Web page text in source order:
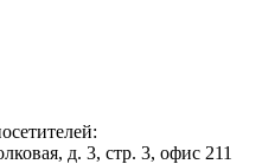
д. 3, стр. 3, офис 211